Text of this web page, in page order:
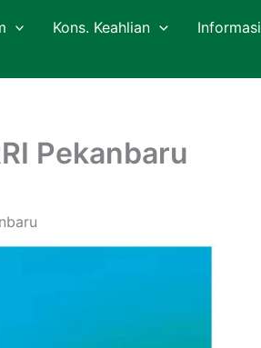
Kons. Keahlian Informasi
Pekanbaru